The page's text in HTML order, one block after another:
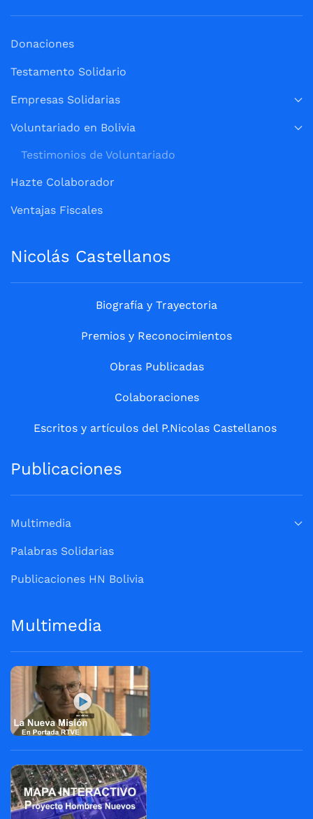
Donaciones
Testamento Solidario
Empresas Solidarias
Voluntariado en Bolivia
Testimonios de Voluntariado
Hazte Colaborador
Ventajas Fiscales
Nicolás Castellanos
Biografía y Trayectoria
Premios y Reconocimientos
Obras Publicadas
Colaboraciones
Escritos y artículos del P.Nicolas Castellanos
Publicaciones
Multimedia
Palabras Solidarias
Publicaciones HN Bolivia
Multimedia